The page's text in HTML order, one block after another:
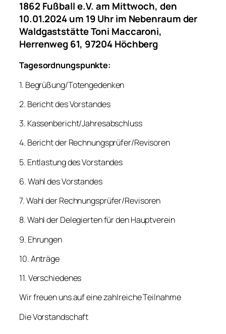
1862 Fußball e.V. am Mittwoch, den
10.01.2024 um 19 Uhr im Nebenraum der
Waldgaststätte Toni Maccaroni,
Herrenweg 61, 97204 Höchberg
Tagesordnungspunkte:
1. Begrüßung/Totengedenken
2. Bericht des Vorstandes
3. Kassenbericht/Jahresabschluss
4. Bericht der Rechnungsprüfer/Revisoren
5. Entlastung des Vorstandes
6. Wahl des Vorstandes
7. Wahl der Rechnungsprüfer/Revisoren
8. Wahl der Delegierten für den Hauptverein
9. Ehrungen
10. Anträge
11. Verschiedenes
Wir freuen uns auf eine zahlreiche Teilnahme
Die Vorstandschaft